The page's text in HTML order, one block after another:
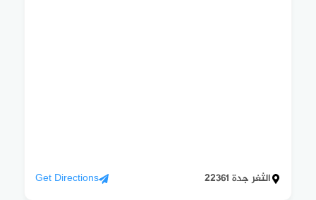
الثغر جدة 22361 Get Directions